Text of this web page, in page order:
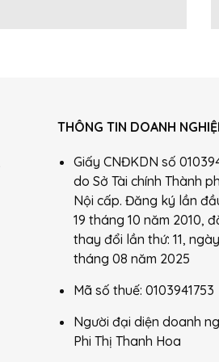
THÔNG TIN DOANH
Giấy CNĐKDN số
do Sở Tài chính Thành
Nội cấp. Đăng ký lần
19 tháng 10 năm 2010,
thay đổi lần thứ: 11,
tháng 08 năm 2025
Mã số thuế: 0103941753
Người đại diện doanh
Phi Thị Thanh Hoa